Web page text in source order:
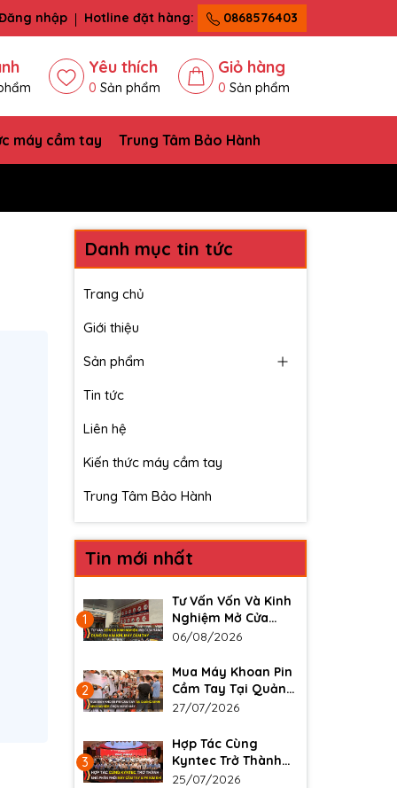
nhập Hotline đặt hàng: 0868576403
Yêu thích
0 Sản phẩm
Giỏ hàng
0 Sản phẩm
máy cầm tay Trung Tâm Bảo Hành
Danh mục tin tức
Trang chủ
Giới thiệu
Sản phẩm
Tin tức
Liên hệ
Kiến thức máy cầm tay
Trung Tâm Bảo Hành
Tin mới nhất
1
Tư Vấn Vốn Và Kinh
Nghiệm Mở Cửa
Hàng Dụng Cụ Kim
06/08/2026
2
Mua Máy Khoan Pin
Cầm Tay Tại Quảng
Ninh: Kinh Nghiệm
27/07/2026
3
Hợp Tác Cùng
Kyntec Trở Thành
Nhà Phân Phối Dụng
25/07/2026